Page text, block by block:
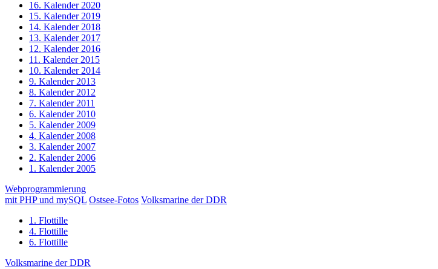
16. Kalender 2020
15. Kalender 2019
14. Kalender 2018
13. Kalender 2017
12. Kalender 2016
11. Kalender 2015
10. Kalender 2014
9. Kalender 2013
8. Kalender 2012
7. Kalender 2011
6. Kalender 2010
5. Kalender 2009
4. Kalender 2008
3. Kalender 2007
2. Kalender 2006
1. Kalender 2005
Webprogrammierung
mit PHP und mySQL Ostsee-Fotos Volksmarine der DDR
1. Flottille
4. Flottille
6. Flottille
Volksmarine der DDR